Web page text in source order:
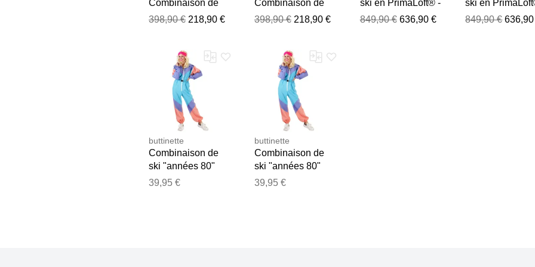
Combinaison de
ski - Del Mar
Taille S - Violet
398,90 € 218,90 €
Combinaison de
ski - Del Mar
Taille XS - Violet
398,90 € 218,90 €
ski en PrimaLoft® -
Parry Faux Border
849,90 € 636,90 €
ski en
Parry Faux
849,90 €
buttinette
Combinaison de
ski "années 80"
pour femme
39,95 €
buttinette
Combinaison de
ski "années 80"
pour femme
39,95 €